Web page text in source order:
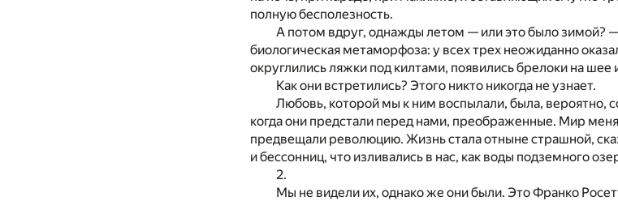
полную бесполезность.
А потом вдруг, однажды летом — или это было зимой?
биологическая метаморфоза: у всех трех неожиданно
округлились ляжки под килтами, появились брелоки на шее
Как они встретились? Этого никто никогда не узнает.
Любовь, которой мы к ним воспылали, была,
когда они предстали перед нами, преображенные. Мир
предвещали революцию. Жизнь стала отныне страшной,
и бессонниц, что изливались в нас, как воды подземного
2.
Мы не видели их, однако же они были. Это Франко